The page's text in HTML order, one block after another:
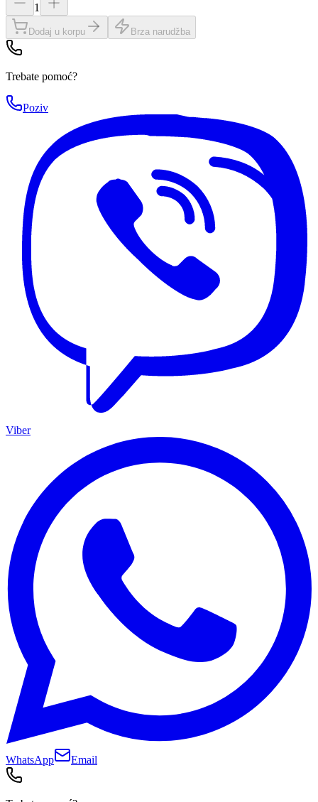
1
Dodaj u korpu Brza narudžba
Trebate pomoć?
Poziv
Viber
WhatsApp Email